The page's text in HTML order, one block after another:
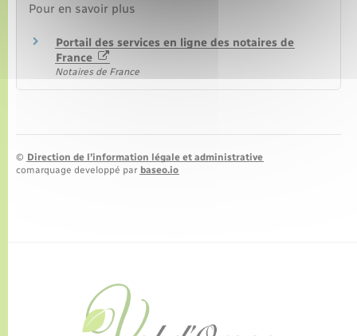
Pour en savoir plus
Portail des services en ligne des notaires de
France
Notaires de France
© Direction de l’information légale et administrative
comarquage developpé par baseo.io